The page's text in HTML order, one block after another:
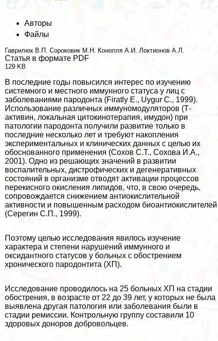
Авторы
Файлы
Гаврилюк В.П. Сороковик М.Н. Конопля А.И. Локтионов А.Л.
Статья в формате PDF
129 KB
В последние годы повысился интерес по изучению
системного и местного иммунного статуса у лиц с
заболеваниями пародонта (Firatly E., Uygur C., 1999).
Использование различных иммуномодуляторов (Т-
активин, локальная цитокинотерапия, имудон) при
патологии пародонта получили развитие только в
последние несколько лет и требуют накопления
экспериментальных и клинических данных с целью их
обоснованного применения (Сохов С.Т., Сохова И.А.,
2001). Одно из решающих значений в развитии
воспалительных, дистрофических и дегенеративных
состояний в организме отводят активации процессов
перекисного окисления липидов, что, в свою очередь,
сопровождается снижением антиокислительной
активности и повышенным расходом биоантиокислителей
(Серегин С.П., 1999).
Поэтому целью исследования явилось изучение
хаpaктера и степени нарушений иммунного и
оксидантного статусов у больных с обострением
хронического пародонтита (ХП).
Исследование проводилось на 25 больных ХП на стадии
обострения, в возрасте от 22 до 39 лет, у которых не была
выявлена другая патология или заболевания были в
стадии ремиссии. Контрольную группу составили 10
здоровых доноров добровольцев.